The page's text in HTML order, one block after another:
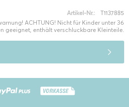
Artikel-Nr.:
T1137885
ACHTUNG! Nicht für Kinder unter 36
geeignet, enthält verschluckbare Kleinteile.